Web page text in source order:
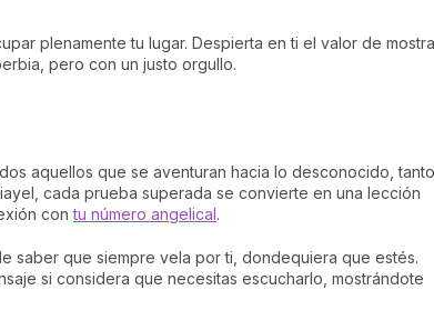
plenamente tu lugar. Despierta en ti el valor de
pero con un justo orgullo.
aquellos que se aventuran hacia lo desconocido, tanto
cada prueba superada se convierte en una lección
contu número angelical.
saber que siempre vela por ti, dondequiera que estés.
si considera que necesitas escucharlo, mostrándote